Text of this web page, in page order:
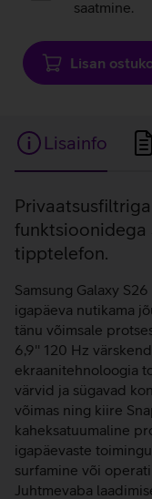
saatmine.
Lisan
Lisainfo
Lisainfo
funktsioonidega
tipptelefon.
Samsung Galaxy
igapäeva nutikama
tänu võimsale
6,9'' 120 Hz
ekraanitehnoloogia
värvid ja sügavad
võimas ning kiire
kaheksatuumaline
igapäevaste
surfamine või
Juhtmevaba